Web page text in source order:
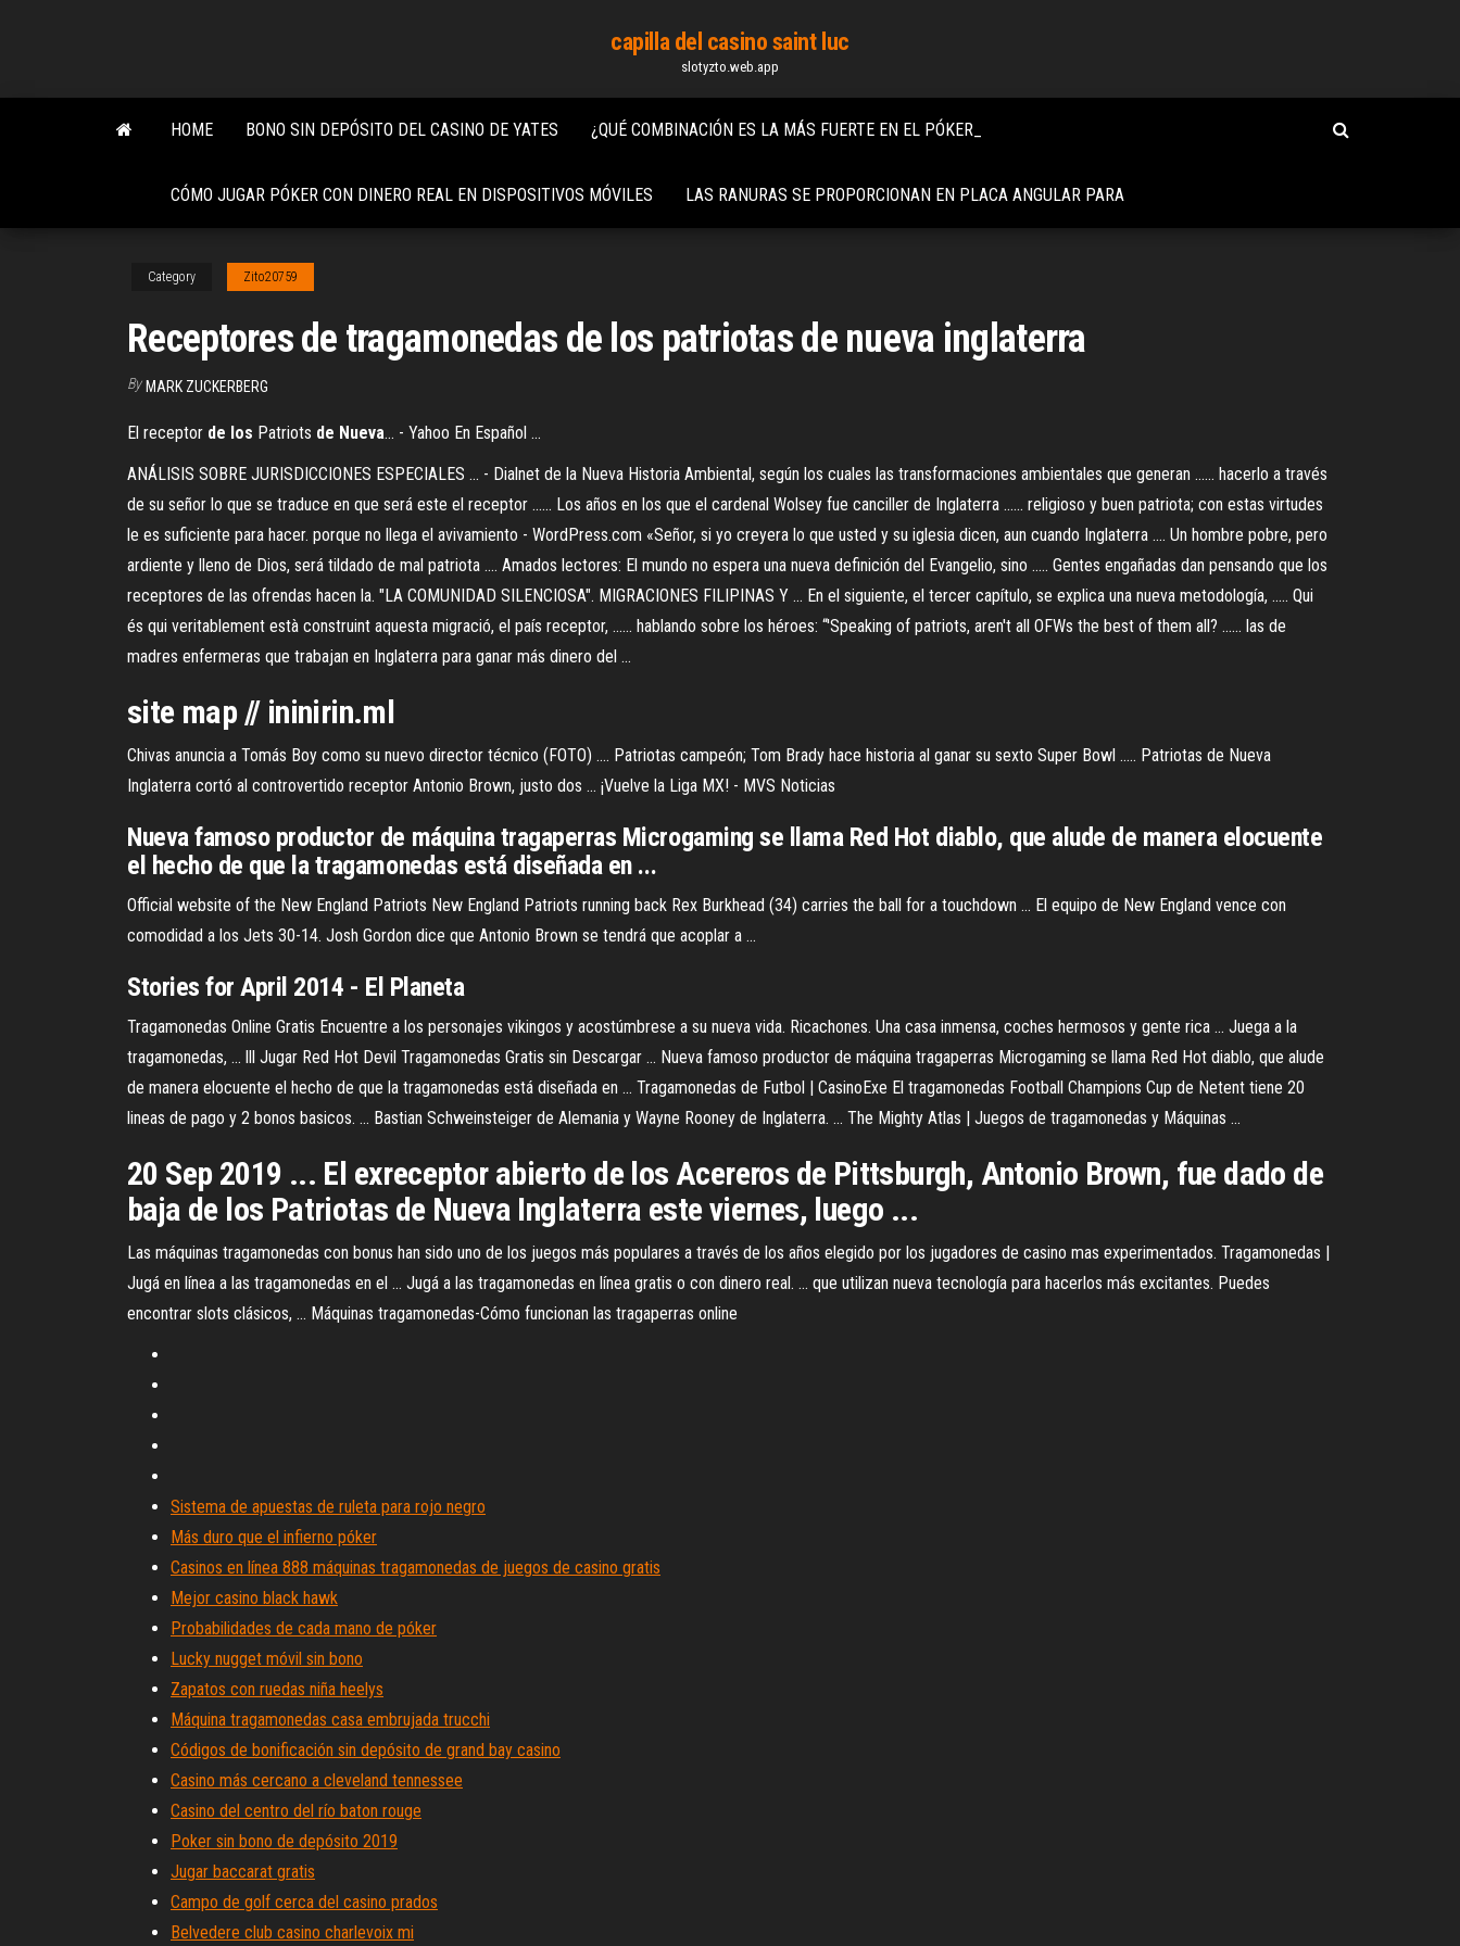
content
capilla del casino saint luc
slotyzto.web.app
HOME BONO SIN DEPÓSITO DEL CASINO DE YATES ¿QUÉ COMBINACIÓN ES LA MÁS FUERTE EN EL PÓKER_
CÓMO JUGAR PÓKER CON DINERO REAL EN DISPOSITIVOS MÓVILES LAS RANURAS SE PROPORCIONAN EN PLACA ANGULAR PARA
Category Zito20759
Receptores de tragamonedas de los patriotas de nueva inglaterra
By MARK ZUCKERBERG
El receptor de los Patriots de Nueva... - Yahoo En Español ...
ANÁLISIS SOBRE JURISDICCIONES ESPECIALES ... - Dialnet de la Nueva Historia Ambiental, según los cuales las transformaciones ambientales que generan ...... hacerlo a través
de su señor lo que se traduce en que será este el receptor ...... Los años en los que el cardenal Wolsey fue canciller de Inglaterra ...... religioso y buen patriota; con estas virtudes
le es suficiente para hacer. porque no llega el avivamiento - WordPress.com «Señor, si yo creyera lo que usted y su iglesia dicen, aun cuando Inglaterra .... Un hombre pobre, pero
ardiente y lleno de Dios, será tildado de mal patriota .... Amados lectores: El mundo no espera una nueva definición del Evangelio, sino ..... Gentes engañadas dan pensando que los
receptores de las ofrendas hacen la. "LA COMUNIDAD SILENCIOSA". MIGRACIONES FILIPINAS Y ... En el siguiente, el tercer capítulo, se explica una nueva metodología, ..... Qui
és qui veritablement està construint aquesta migració, el país receptor, ...... hablando sobre los héroes: “'Speaking of patriots, aren't all OFWs the best of them all? ...... las de
madres enfermeras que trabajan en Inglaterra para ganar más dinero del ...
site map // ininirin.ml
Chivas anuncia a Tomás Boy como su nuevo director técnico (FOTO) .... Patriotas campeón; Tom Brady hace historia al ganar su sexto Super Bowl ..... Patriotas de Nueva
Inglaterra cortó al controvertido receptor Antonio Brown, justo dos ... ¡Vuelve la Liga MX! - MVS Noticias
Nueva famoso productor de máquina tragaperras Microgaming se llama Red Hot diablo, que alude de manera elocuente
el hecho de que la tragamonedas está diseñada en ...
Official website of the New England Patriots New England Patriots running back Rex Burkhead (34) carries the ball for a touchdown ... El equipo de New England vence con
comodidad a los Jets 30-14. Josh Gordon dice que Antonio Brown se tendrá que acoplar a ...
Stories for April 2014 - El Planeta
Tragamonedas Online Gratis Encuentre a los personajes vikingos y acostúmbrese a su nueva vida. Ricachones. Una casa inmensa, coches hermosos y gente rica ... Juega a la
tragamonedas, ... lll Jugar Red Hot Devil Tragamonedas Gratis sin Descargar ... Nueva famoso productor de máquina tragaperras Microgaming se llama Red Hot diablo, que alude
de manera elocuente el hecho de que la tragamonedas está diseñada en ... Tragamonedas de Futbol | CasinoExe El tragamonedas Football Champions Cup de Netent tiene 20
lineas de pago y 2 bonos basicos. ... Bastian Schweinsteiger de Alemania y Wayne Rooney de Inglaterra. ... The Mighty Atlas | Juegos de tragamonedas y Máquinas ...
20 Sep 2019 ... El exreceptor abierto de los Acereros de Pittsburgh, Antonio Brown, fue dado de
baja de los Patriotas de Nueva Inglaterra este viernes, luego ...
Las máquinas tragamonedas con bonus han sido uno de los juegos más populares a través de los años elegido por los jugadores de casino mas experimentados. Tragamonedas |
Jugá en línea a las tragamonedas en el ... Jugá a las tragamonedas en línea gratis o con dinero real. ... que utilizan nueva tecnología para hacerlos más excitantes. Puedes
encontrar slots clásicos, ... Máquinas tragamonedas-Cómo funcionan las tragaperras online
Sistema de apuestas de ruleta para rojo negro
Más duro que el infierno póker
Casinos en línea 888 máquinas tragamonedas de juegos de casino gratis
Mejor casino black hawk
Probabilidades de cada mano de póker
Lucky nugget móvil sin bono
Zapatos con ruedas niña heelys
Máquina tragamonedas casa embrujada trucchi
Códigos de bonificación sin depósito de grand bay casino
Casino más cercano a cleveland tennessee
Casino del centro del río baton rouge
Poker sin bono de depósito 2019
Jugar baccarat gratis
Campo de golf cerca del casino prados
Belvedere club casino charlevoix mi